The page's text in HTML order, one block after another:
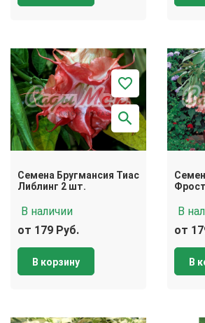
Семена Бругмансия Тиас
Либлинг 2 шт.
В наличии
от 179 Руб.
В корзину
В
от
В